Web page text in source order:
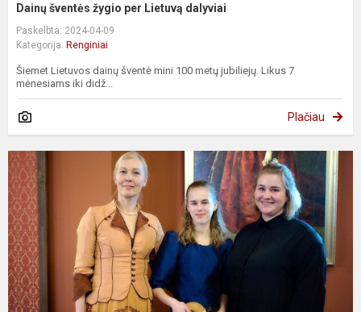
Dainų šventės žygio per Lietuvą dalyviai
Paskelbta: 2024-04-09
Kategorija: Renginiai
Šiemet Lietuvos dainų šventė mini 100 metų jubiliejų. Likus 7
mėnesiams iki didž...
Plačiau